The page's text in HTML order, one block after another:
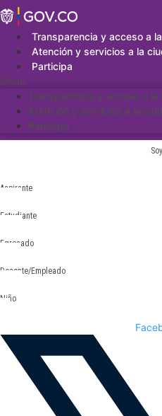
Saltar
al
contenidoTransparencia y acceso a
Atención y servicios a la
Participa
Menu
Transparencia y acceso a
Atención y servicios a la
Participa
Aspirante
Estudiante
Egresado
Docente/Empleado
Niño